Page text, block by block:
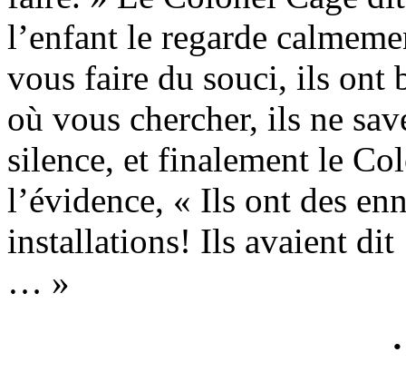
l’enfant le regarde
vous faire du souci, ils ont
où vous chercher, ils ne
silence, et finalement le
l’évidence, « Ils ont des
installations! Ils avaient
… »